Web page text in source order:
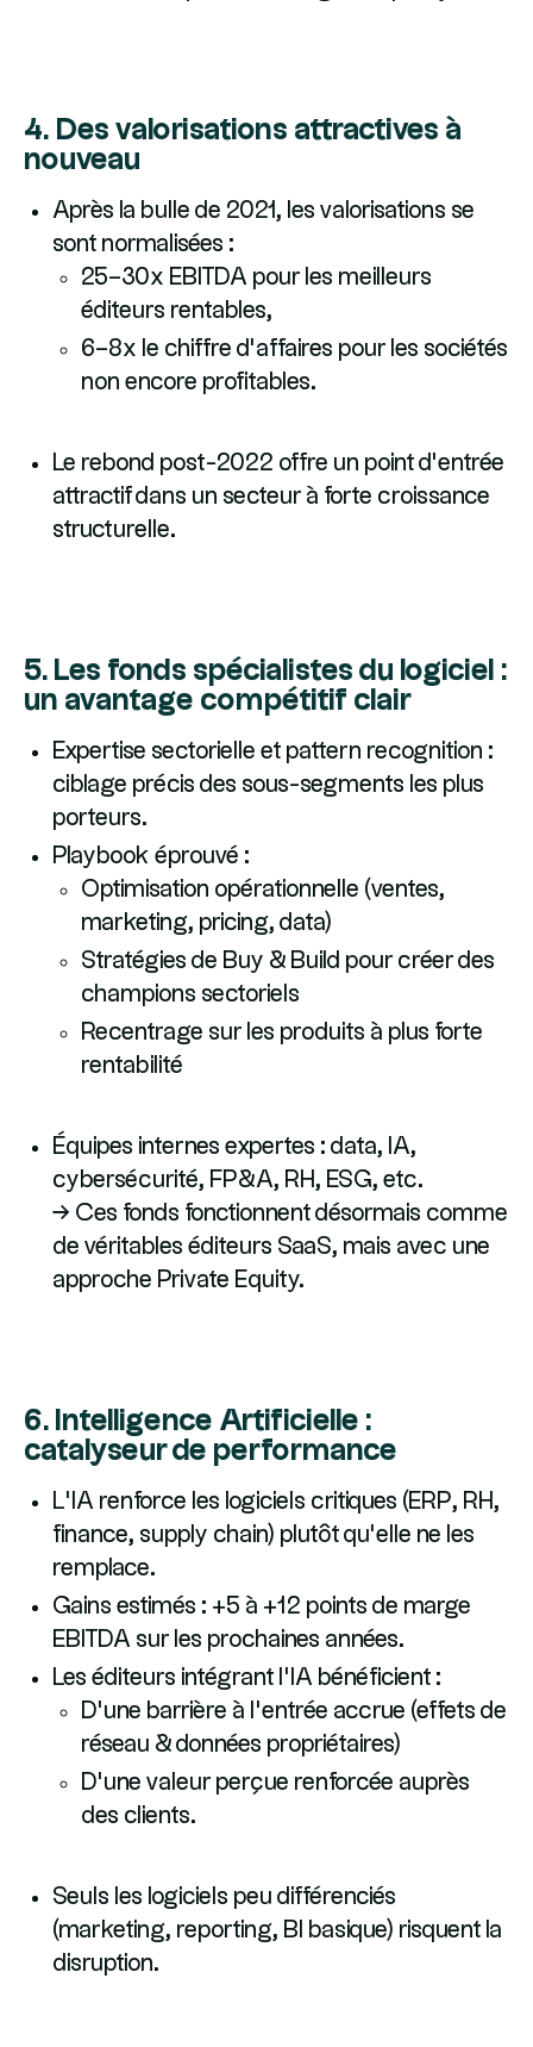
4. Des valorisations attractives à
nouveau
Après la bulle de 2021, les valorisations se
sont normalisées :
25–30x EBITDA pour les meilleurs
éditeurs rentables,
6–8x le chiffre d’affaires pour les sociétés
non encore profitables.
Le rebond post-2022 offre un point d’entrée
attractif dans un secteur à forte croissance
structurelle.
5. Les fonds spécialistes du logiciel :
un avantage compétitif clair
Expertise sectorielle et pattern recognition :
ciblage précis des sous-segments les plus
porteurs.
Playbook éprouvé :
Optimisation opérationnelle (ventes,
marketing, pricing, data)
Stratégies de Buy & Build pour créer des
champions sectoriels
Recentrage sur les produits à plus forte
rentabilité
Équipes internes expertes : data, IA,
cybersécurité, FP&A, RH, ESG, etc.
→ Ces fonds fonctionnent désormais comme
de véritables éditeurs SaaS, mais avec une
approche Private Equity.
6. Intelligence Artificielle :
catalyseur de performance
L’IA renforce les logiciels critiques (ERP, RH,
finance, supply chain) plutôt qu’elle ne les
remplace.
Gains estimés : +5 à +12 points de marge
EBITDA sur les prochaines années.
Les éditeurs intégrant l’IA bénéficient :
D’une barrière à l’entrée accrue (effets de
réseau & données propriétaires)
D’une valeur perçue renforcée auprès
des clients.
Seuls les logiciels peu différenciés
(marketing, reporting, BI basique) risquent la
disruption.